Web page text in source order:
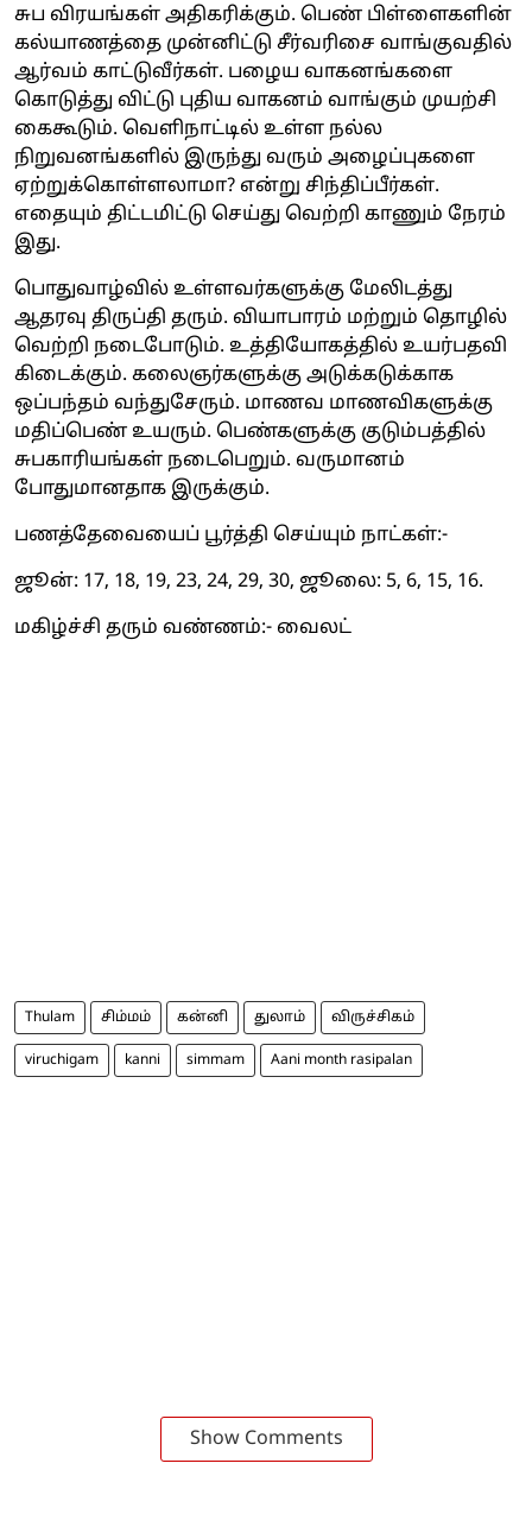
சுப விரயங்கள் அதிகரிக்கும். பெண் பிள்ளைகளின்
கல்யாணத்தை முன்னிட்டு சீர்வரிசை வாங்குவதில்
ஆர்வம் காட்டுவீர்கள். பழைய வாகனங்களை
கொடுத்து விட்டு புதிய வாகனம் வாங்கும் முயற்சி
கைகூடும். வெளிநாட்டில் உள்ள நல்ல
நிறுவனங்களில் இருந்து வரும் அழைப்புகளை
ஏற்றுக்கொள்ளலாமா? என்று சிந்திப்பீர்கள்.
எதையும் திட்டமிட்டு செய்து வெற்றி காணும் நேரம்
இது.
பொதுவாழ்வில் உள்ளவர்களுக்கு மேலிடத்து
ஆதரவு திருப்தி தரும். வியாபாரம் மற்றும் தொழில்
வெற்றி நடைபோடும். உத்தியோகத்தில் உயர்பதவி
கிடைக்கும். கலைஞர்களுக்கு அடுக்கடுக்காக
ஒப்பந்தம் வந்துசேரும். மாணவ மாணவிகளுக்கு
மதிப்பெண் உயரும். பெண்களுக்கு குடும்பத்தில்
சுபகாரியங்கள் நடைபெறும். வருமானம்
போதுமானதாக இருக்கும்.
பணத்தேவையைப் பூர்த்தி செய்யும் நாட்கள்:-
ஜூன்: 17, 18, 19, 23, 24, 29, 30, ஜூலை: 5, 6, 15, 16.
மகிழ்ச்சி தரும் வண்ணம்:- வைலட்
Thulam சிம்மம் கன்னி துலாம் விருச்சிகம்
viruchigam kanni simmam Aani month rasipalan
Show Comments